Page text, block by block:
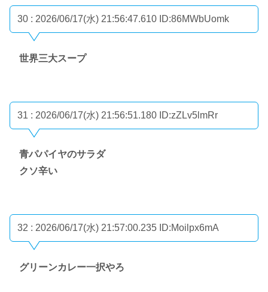
30 : 2026/06/17(水) 21:56:47.610 ID:86MWbUomk
世界三大スープ
31 : 2026/06/17(水) 21:56:51.180 ID:zZLv5lmRr
青パパイヤのサラダ
クソ辛い
32 : 2026/06/17(水) 21:57:00.235 ID:Moilpx6mA
グリーンカレー一択やろ